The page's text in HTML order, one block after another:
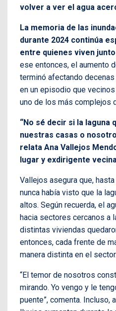
volver a ver el agua
La memoria de las
durante 2024 continúa
entre quienes viven
ese entonces, el aumento
terminó afectando
en un episodio que
uno de los más complejos
“No sé decir si la laguna
nuestras casas o
relata Ana Vallejos
lugar y exdirigente
Vallejos asegura que,
nunca había visto que la
altos. Según recuerda, el
hacia sectores cercanos a
distintas viviendas
entonces, cada frente de
manera distinta en el sector.
“El temor de nosotros
mirando. Yo vengo y le
puente”, comenta. Incluso,